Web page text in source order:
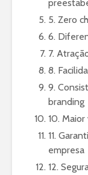
5. Zero
6.
7.
8.
9.
branding
10.
11.
empresa
12.